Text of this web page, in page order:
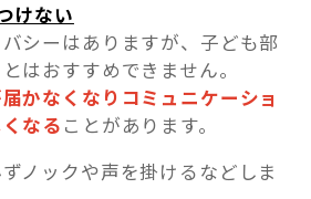
けない
シーはありますが、子ども部
はおすすめできません。
かなくなりコミュニケーショ
なる ことがあります。
ノックや声を掛けるなどしま